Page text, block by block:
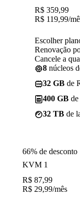
R$ 359,99
R$ 119,99/
Escolher
Renovação
Cancele a
8 núcleos
32 GB de
400 GB
32 TB de
66% de desconto
KVM 1
R$ 87,99
R$ 29,99/mês